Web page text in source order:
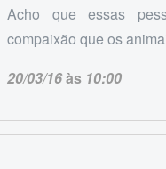
Acho que essas
compaixão que os
20/03/16às 10:00